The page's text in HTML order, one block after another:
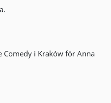
Comedy i Kraków för Anna